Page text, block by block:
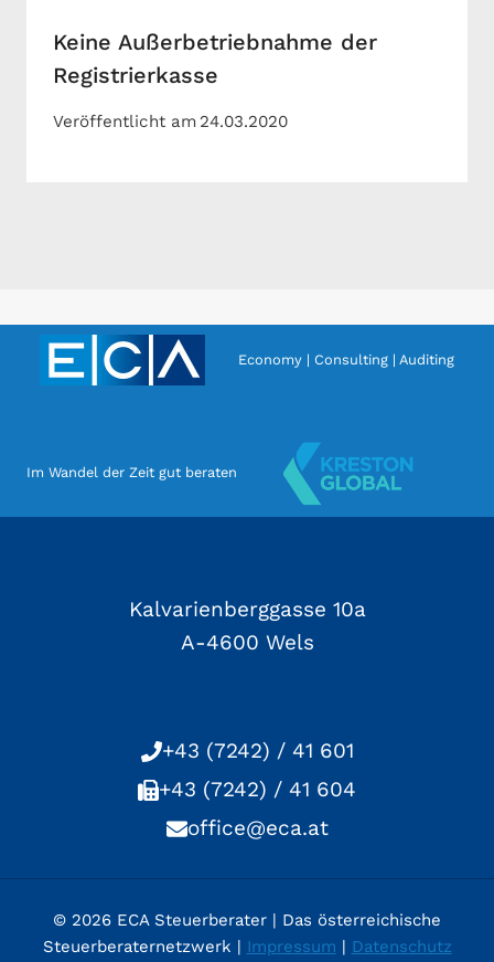
Keine Außerbetriebnahme der
Registrierkasse
Veröffentlicht am 24.03.2020
Economy | Consulting | Auditing
Im Wandel der Zeit gut beraten
Kalvarienberggasse 10a
A-4600 Wels
+43 (7242) / 41 601
+43 (7242) / 41 604
office@eca.at
© 2026 ECA Steuerberater | Das österreichische
Steuerberaternetzwerk | Impressum | Datenschutz